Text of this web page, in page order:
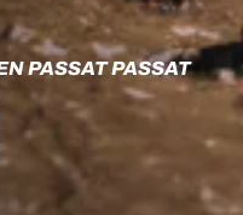
PASSAT PASSAT